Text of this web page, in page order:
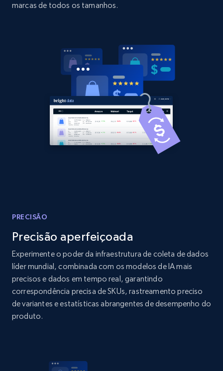
Collecting products by keyword search
Title, Seller name, Brand, Description, Initial
price, Currency, Availability, Reviews count, and
2.1K+ 375+ Comece agora
more.
2.1K+ 375+ Comece agora
Amazon products global dataset - Collect
Amazon products by seller URL
Title, Seller name, Brand, Description, Initial
2.1K+
marcas de todos os tamanhos.
PRECISÃO
Precisão aperfeiçoada
Experimente o poder da infraestrutura de coleta de dados
líder mundial, combinada com os modelos de IA mais
precisos e dados em tempo real, garantindo
correspondência precisa de SKUs, rastreamento preciso
de variantes e estatísticas abrangentes de desempenho do
produto.